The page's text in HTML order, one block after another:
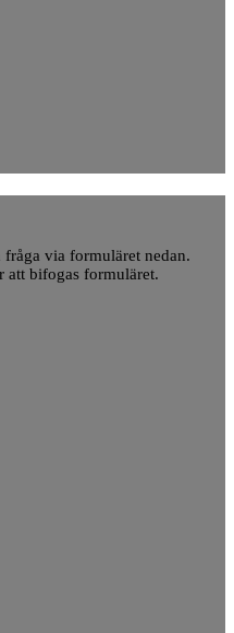
via formuläret nedan.
att bifogas formuläret.